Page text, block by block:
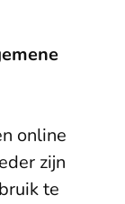
online
zijn
te